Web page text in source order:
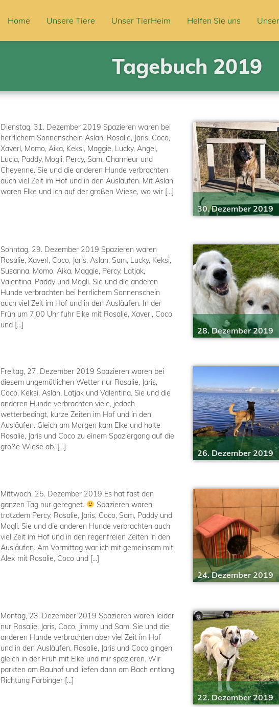
Home Unsere Tiere Unser TierHeim Helfen Sie uns
Tagebuch 2019
Dienstag, 31. Dezember 2019 Spazieren waren bei
herrlichem Sonnenschein Aslan, Rosalie, Jaris, Coco,
Xaverl, Momo, Aika, Keksi, Maggie, Lucky, Angel,
Lucia, Paddy, Mogli, Percy, Sam, Charmeur und
Cheyenne. Sie und die anderen Hunde verbrachten
auch viel Zeit im Hof und in den Ausläufen. Mit Aslan
waren Elke und ich auf der großen Wiese, wo wir […]
30. Dezember 2019
Sonntag, 29. Dezember 2019 Spazieren waren
Rosalie, Xaverl, Coco, Jaris, Aslan, Sam, Lucky, Keksi,
Susanna, Momo, Aika, Maggie, Percy, Latjak,
Valentina, Paddy und Mogli. Sie und die anderen
Hunde verbrachten bei herrlichem Sonnenschein
auch viel Zeit im Hof und in den Ausläufen. In der
Früh um 7.00 Uhr fuhr Elke mit Rosalie, Xaverl, Coco
und […]
28. Dezember 2019
Freitag, 27. Dezember 2019 Spazieren waren bei
diesem ungemütlichen Wetter nur Rosalie, Jaris,
Coco, Keksi, Aslan, Latjak und Valentina. Sie und die
anderen Hunde verbrachten viele, jedoch
wetterbedingt, kurze Zeiten im Hof und in den
Ausläufen. Gleich am Morgen kam Elke und holte
Rosalie, Jaris und Coco zu einem Spaziergang auf die
große Wiese ab. […]
26. Dezember 2019
Mittwoch, 25. Dezember 2019 Es hat fast den
ganzen Tag nur geregnet.
Spazieren waren
trotzdem Percy, Rosalie, Jaris, Coco, Sam, Paddy und
Mogli. Sie und die anderen Hunde verbrachten auch
viel Zeit im Hof und in den regenfreien Zeiten in den
Ausläufen. Am Vormittag war ich mit gemeinsam mit
Alex mit Rosalie, Coco und […]
24. Dezember 2019
Montag, 23. Dezember 2019 Spazieren waren leider
nur Rosalie, Jaris, Coco, Jimmy und Sam. Sie und die
anderen Hunde verbrachten aber viel Zeit im Hof
und in den Ausläufen. Rosalie, Jaris und Coco gingen
gleich in der Früh mit Elke und mir spazieren. Wir
parkten am Bauhof und liefen dann am Bach entlang
Richtung Farbinger […]
22. Dezember 2019